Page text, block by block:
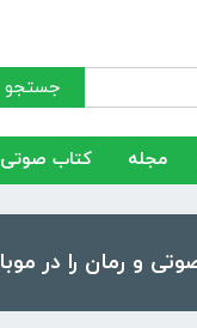
جستجو
مجله کتاب صوتی